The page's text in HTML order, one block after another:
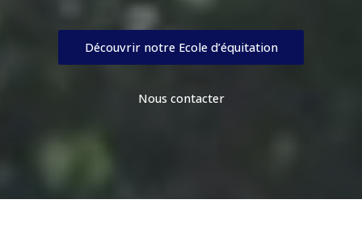
Découvrir notre Ecole d’équitation
Nous contacter